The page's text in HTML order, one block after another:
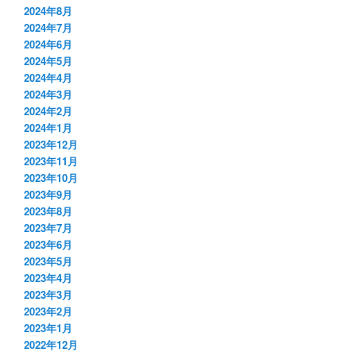
2024年8月
2024年7月
2024年6月
2024年5月
2024年4月
2024年3月
2024年2月
2024年1月
2023年12月
2023年11月
2023年10月
2023年9月
2023年8月
2023年7月
2023年6月
2023年5月
2023年4月
2023年3月
2023年2月
2023年1月
2022年12月